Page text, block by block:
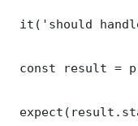
it('should
const result =